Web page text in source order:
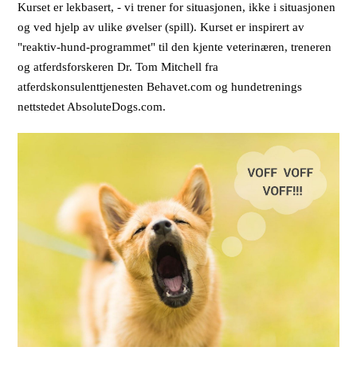
Kurset er lekbasert, - vi trener for situasjonen, ikke i situasjonen
og ved hjelp av ulike øvelser (spill). Kurset er inspirert av
"reaktiv-hund-programmet" til den kjente veterinæren, treneren
og atferdsforskeren Dr. Tom Mitchell fra
atferdskonsulenttjenesten Behavet.com og hundetrenings
nettstedet AbsoluteDogs.com.